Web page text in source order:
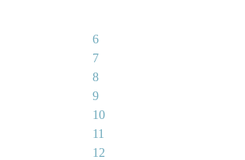
6
7
8
9
10
11
12